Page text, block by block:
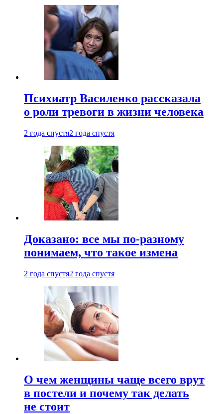
Психиатр Василенко рассказала
о роли тревоги в жизни человека
2 года спустя2 года спустя
Доказано: все мы по-разному
понимаем, что такое измена
2 года спустя2 года спустя
О чем женщины чаще всего врут
в постели и почему так делать
не стоит